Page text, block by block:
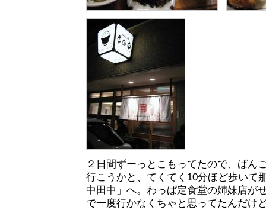
２日間ずーっとこもってたので、ばん
行こうかと、てくてく10分ほど歩いて
中田中」へ。わっぱ定食堂の姉妹店が
で一度行かなくちゃと思ってたんだけ